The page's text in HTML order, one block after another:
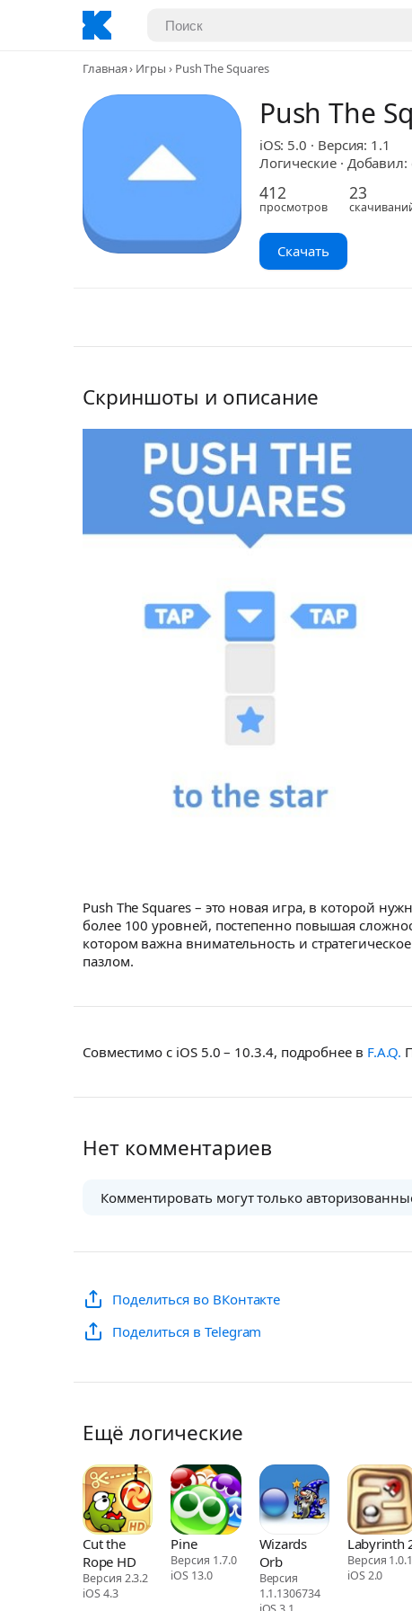
Главная Игры Push The Squares
Push The
iOS: 5.0 · Версия: 1.1
Логические ·
412
просмотров
23
Скачать
Скриншоты и описание
Push The Squares – это новая игра, в которой
более 100 уровней, постепенно повышая
котором важна внимательность и
пазлом.
Совместимо с iOS 5.0 – 10.3.4, подробнее в F.A.Q.
Нет комментариев
Комментировать могут только
Поделиться во ВКонтакте
Поделиться в Telegram
Ещё логические
Cut the
Rope HD
Версия 2.3.2
iOS 4.3
Pine
Версия 1.7.0
iOS 13.0
Wizards
Orb
Версия
1.1.1306734
Labyrinth
Версия 1.0.1
iOS 2.0